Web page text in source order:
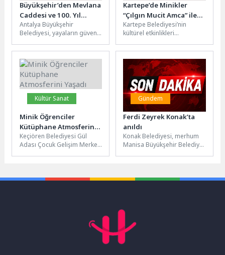
Büyükşehir’den Mevlana
Caddesi ve 100. Yıl
Bulvarı arasında
kaldırım ve peyzaj
çalışması
Antalya Büyükşehir
Belediyesi, yayaların güven
amacıyla Mevlana Caddesi
ile 100. Yıl Bulvarı...
Kartepe’de Minikler
“Çılgın Mucit Amca” ile
Bilim Yolculuğuna Çıktı
Kartepe Belediyesi’nin
kültürel etkinlikleri
çocuk tiyatrosu, ilçedeki
minik sanatseverlere
unutulmaz anlar yaşattı.
Necip...
Kültür Sanat
Minik Öğrenciler
Kütüphane Atmosferini
Yaşadı
Keçiören Belediyesi Gül
Adası Çocuk Gelişim Merkezi
Gündem
Ferdi Zeyrek Konak’ta
anıldı
Konak Belediyesi, merhum
Manisa Büyükşehir Belediye